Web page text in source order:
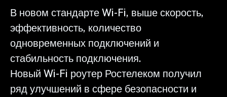
В новом стандарте Wi-Fi, выше скорость,
эффективность, количество
одновременных подключений и
стабильность подключения.
Новый Wi-Fi роутер Ростелеком получил
ряд улучшений в сфере безопасности и